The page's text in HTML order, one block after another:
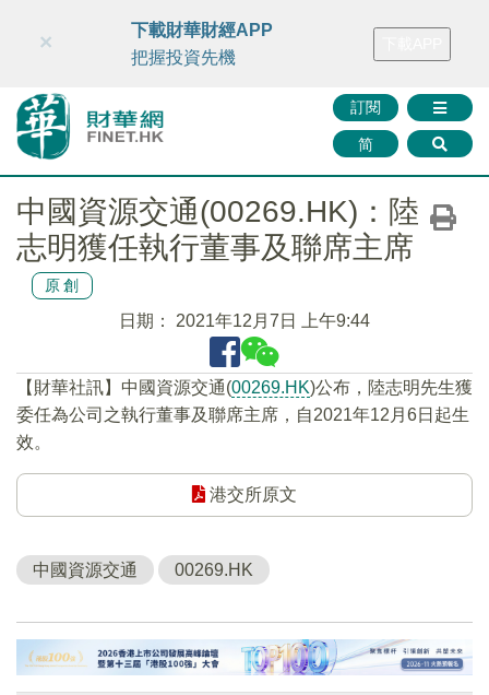
財華智庫網 FINTV FINMETA 財華證券 媒體矩陣
訂閱
简
×
下載財華財經APP
把握投資先機
中國資源交通(00269.HK)：陸
志明獲任執行董事及聯席主席
原創
日期： 2021年12月7日 上午9:44
【財華社訊】中國資源交通(00269.HK)公布，陸志明先生獲
委任為公司之執行董事及聯席主席，自2021年12月6日起生
效。
港交所原文
中國資源交通 00269.HK